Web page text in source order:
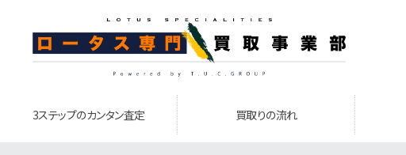
3ステップのカンタン査定 買取りの流れ